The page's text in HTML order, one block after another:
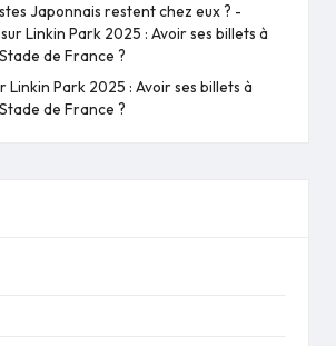
Japonnais restent chez eux ? -
surLinkin Park 2025 : Avoir ses billets à
de France ?
Linkin Park 2025 : Avoir ses billets à
de France ?